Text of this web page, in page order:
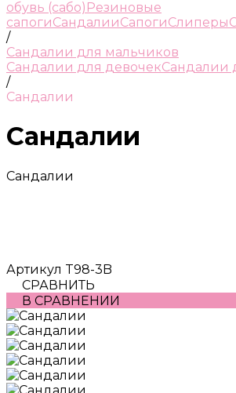
обувь (сабо) Резиновые
сапогиСандалииСапогиСлиперы
/
Сандалии для мальчиков
Сандалии для девочекСандалии
/
Сандалии
Сандалии
Сандалии
Артикул T98-3B
СРАВНИТЬ
В СРАВНЕНИИ